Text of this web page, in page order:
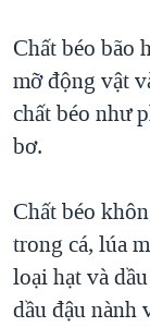
Chất béo bão
mỡ động vật
chất béo như
bơ.
Chất béo
trong cá, lúa
loại hạt và
dầu đậu nành